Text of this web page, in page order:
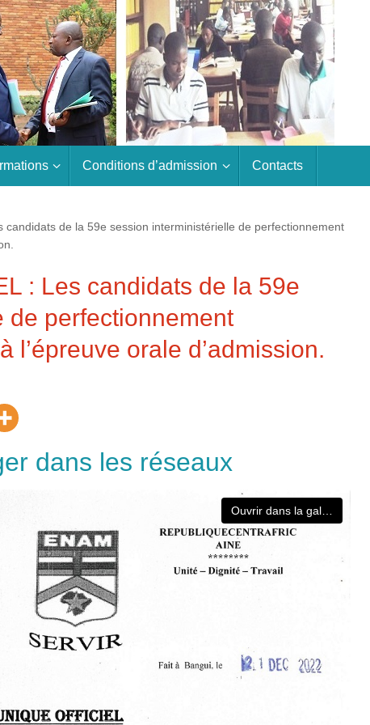
Conditions d’admission Contacts
candidats de la 59e session interministérielle de perfectionnement
: Les candidats de la 59e
de perfectionnement
l’épreuve orale d’admission.
dans les réseaux